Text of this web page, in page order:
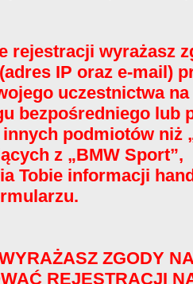
rejestracji wyrażasz
IP oraz e-mail)
uczestnictwa
bezpośredniego lub
podmiotów niż
z „BMW Sport”,
Tobie informacji
ZGODY
REJESTRACJI